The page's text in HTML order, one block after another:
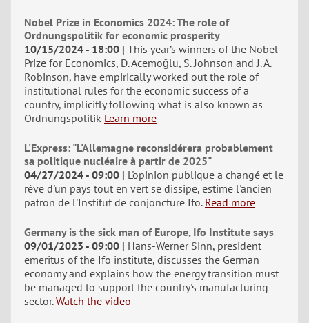
Nobel Prize in Economics 2024: The role of
Ordnungspolitik for economic prosperity
10/15/2024 - 18:00 This year’s winners of the Nobel
Prize for Economics, D. Acemoğlu, S. Johnson and J. A.
Robinson, have empirically worked out the role of
institutional rules for the economic success of a
country, implicitly following what is also known as
Ordnungspolitik Learn more
L'Express: "L'Allemagne reconsidérera probablement
sa politique nucléaire à partir de 2025"
04/27/2024 - 09:00
L'opinion publique a changé et le
rêve d'un pays tout en vert se dissipe, estime l'ancien
patron de l'Institut de conjoncture Ifo. Read more
Germany is the sick man of Europe, Ifo Institute says
09/01/2023 - 09:00
Hans-Werner Sinn, president
emeritus of the Ifo institute, discusses the German
economy and explains how the energy transition must
be managed to support the country's manufacturing
sector. Watch the video